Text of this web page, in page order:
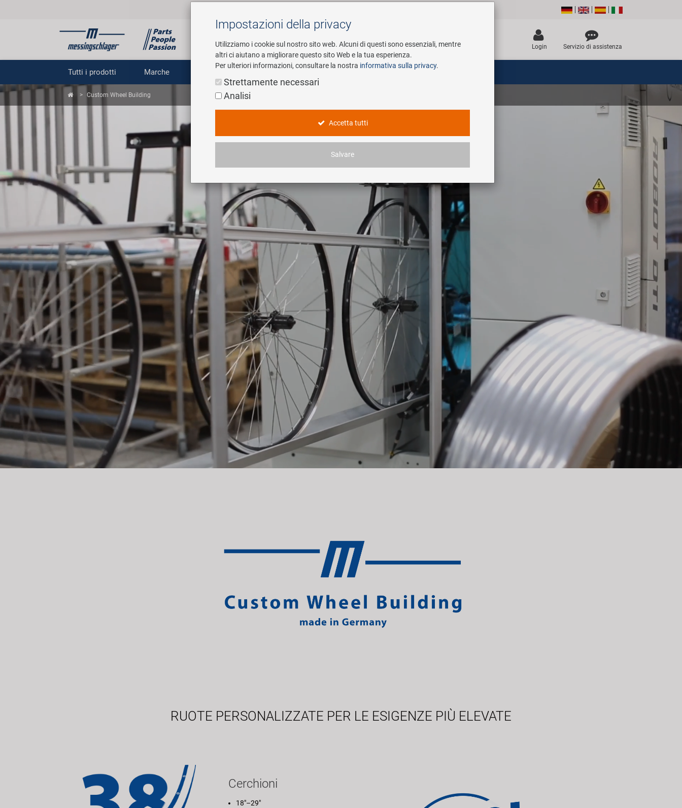
Cerca
Login Servizio di assistenza
Tutti i prodotti Marche E-Mobility
Custom Wheel Building
RUOTE PERSONALIZZATE PER LE ESIGENZE PIÙ ELEVATE
Cerchioni
18"–29"
Impostazioni della privacy
Utilizziamo i cookie sul nostro sito web. Alcuni di questi sono essenziali, mentre
altri ci aiutano a migliorare questo sito Web e la tua esperienza.
Per ulteriori informazioni, consultare la nostra informativa sulla privacy.
Strettamente necessari
Analisi
Accetta tutti
Salvare